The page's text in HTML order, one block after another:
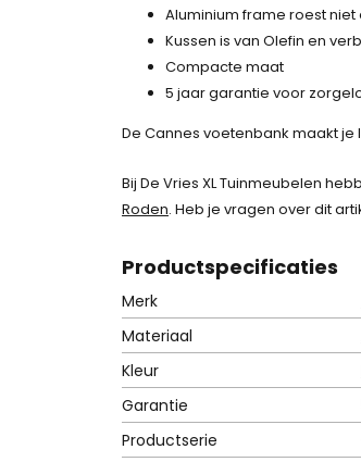
Aluminium frame roest niet
Kussen is van Olefin en
Compacte maat
5 jaar garantie voor
De Cannes voetenbank maakt
Bij De Vries XL Tuinmeubelen
Roden. Heb je vragen over dit
Productspecificaties
Merk
Materiaal
Kleur
Garantie
Productserie